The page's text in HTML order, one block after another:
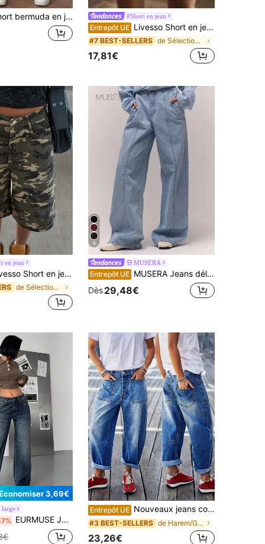
en jean couleur unie pour femmes, décontracté pour l'été, à porter au quotidien #Short en jean
Entrepôt UE Livesso Short en jean taille haute couleur unie pour femmes
#7 BEST-SELLERS de Sélections de tendances K-J Denim femme
17,81€
en jean
coton camouflage vert armée 5 pouces pour femmes, tenue décontractée d'été pour festival de musique en plein air
de Sélections de tendances K-J Denim femme
6
MUSERA
Entrepôt UE MUSERA Jeans délavés et décolorés à coupe ballon, bas de coordonné seulement. Vieux style argent, mignon, style campagne. Retour à l'école, décontracté pour femmes. Butterscotch, bureau, travail, quotidien, hiver chic, printemps, été
Dès29,48€
3,69€
large
EURMUSE Jeans droits taille haute pour femmes - Denim bleu foncé vintage avec lavage délavé
Entrepôt UE Nouveaux jeans courts extensibles et délavés pour femmes, jeans décontractés banane, jeans fuselés printemps automne
#3 BEST-SELLERS de Harem/Génie Denim femme
23,26€